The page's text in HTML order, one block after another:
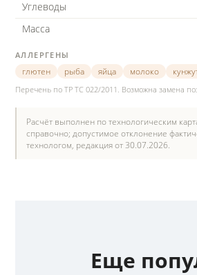
Углеводы
Масса
АЛЛЕРГЕНЫ
глютен
рыба яйца молоко
Перечень по ТР ТС 022/2011. Возможна замена
Расчёт выполнен по технологическим
справочно; допустимое отклонение
технологом, редакция от 30.07.2026.
Еще